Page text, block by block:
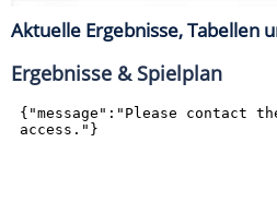
Aktuelle Ergebnisse, Tabellen
Ergebnisse & Spielplan